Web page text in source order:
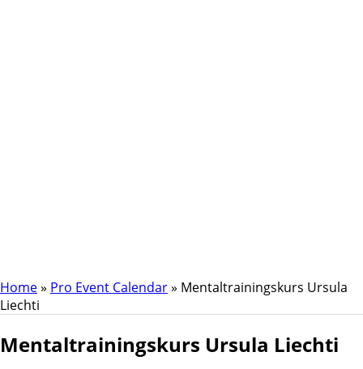
Home» Pro Event Calendar» Mentaltrainingskurs Ursula
Liechti
Mentaltrainingskurs Ursula Liechti